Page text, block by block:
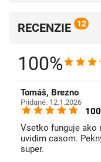
RECENZIE 12
100%
Tomáš, Brezno
Pridané: 12.1.2026
Vsetko funguje ako
uvidim casom.
super.